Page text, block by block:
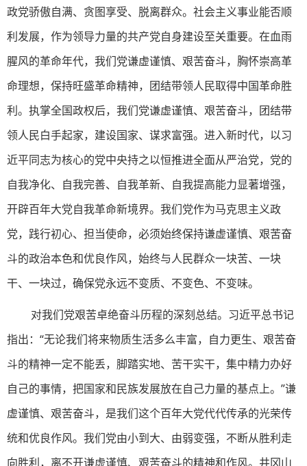
政党骄傲自满、贪图享受、脱离群众。社会主义事业能否顺
利发展，作为领导力量的共产党自身建设至关重要。在血雨
腥风的革命年代，我们党谦虚谨慎、艰苦奋斗，胸怀崇高革
命理想，保持旺盛革命精神，团结带领人民取得中国革命胜
利。执掌全国政权后，我们党谦虚谨慎、艰苦奋斗，团结带
领人民白手起家，建设国家、谋求富强。进入新时代，以习
近平同志为核心的党中央持之以恒推进全面从严治党，党的
自我净化、自我完善、自我革新、自我提高能力显著增强，
开辟百年大党自我革命新境界。我们党作为马克思主义政
党，践行初心、担当使命，必须始终保持谦虚谨慎、艰苦奋
斗的政治本色和优良作风，始终与人民群众一块苦、一块
干、一块过，确保党永远不变质、不变色、不变味。
对我们党艰苦卓绝奋斗历程的深刻总结。习近平总书记
指出：“无论我们将来物质生活多么丰富，自力更生、艰苦奋
斗的精神一定不能丢，脚踏实地、苦干实干，集中精力办好
自己的事情，把国家和民族发展放在自己力量的基点上。”谦
虚谨慎、艰苦奋斗，是我们这个百年大党代代传承的光荣传
统和优良作风。我们党由小到大、由弱变强，不断从胜利走
向胜利，离不开谦虚谨慎、艰苦奋斗的精神和作风。井冈山